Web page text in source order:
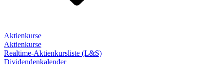
Aktienkurse
Aktienkurse
Realtime-Aktienkursliste (L&S)
Dividendenkalender